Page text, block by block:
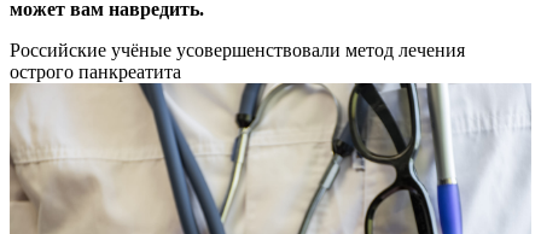
может вам навредить.
Российские учёные усовершенствовали метод лечения
острого панкреатита